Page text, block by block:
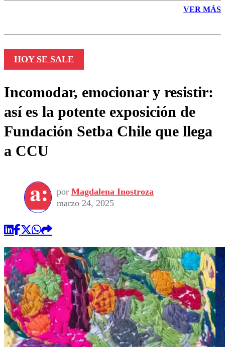
VER MÁS
HOY SE SALE
Incomodar, emocionar y resistir:
así es la potente exposición de
Fundación Setba Chile que llega
a CCU
por Magdalena Inostroza
marzo 24, 2025